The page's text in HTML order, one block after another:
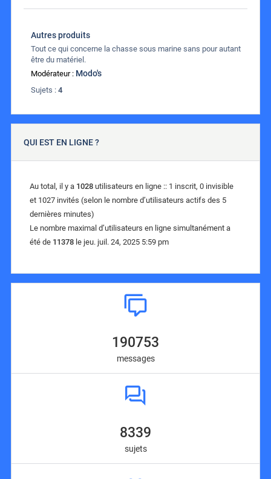
Autres produits
Tout ce qui concerne la chasse sous marine sans pour autant
être du matériel.
Modérateur : Modo's
Sujets : 4
QUI EST EN LIGNE ?
Au total, il y a 1028 utilisateurs en ligne :: 1 inscrit, 0 invisible
et 1027 invités (selon le nombre d’utilisateurs actifs des 5
dernières minutes)
Le nombre maximal d’utilisateurs en ligne simultanément a
été de 11378 le jeu. juil. 24, 2025 5:59 pm
190753
messages
8339
sujets